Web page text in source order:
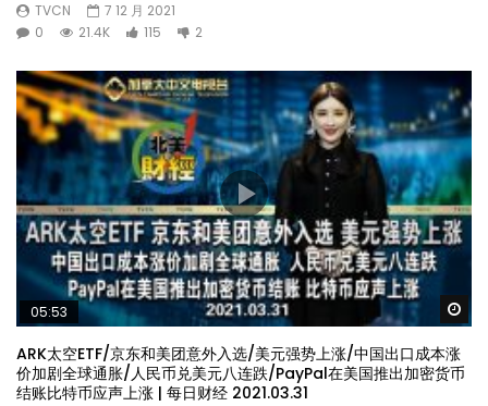
TVCN
7 12 月 2021
0
21.4K 115 2
05:53
ARK太空ETF/京东和美团意外入选/美元强势上涨/中国出口成本涨
价加剧全球通胀/人民币兑美元八连跌/PayPal在美国推出加密货币
结账比特币应声上涨 | 每日财经 2021.03.31